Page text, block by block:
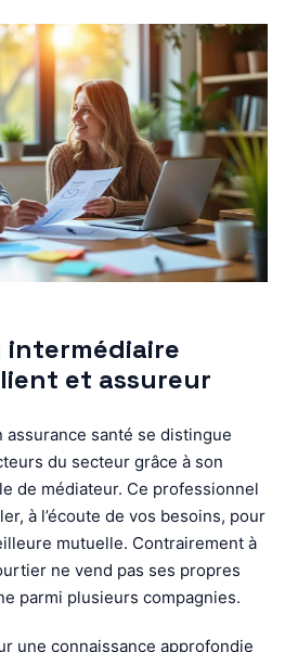
intermédiaire
et assureur
santé se distingue
du secteur grâce à son
de médiateur. Ce professionnel
à l’écoute de vos besoins, pour
mutuelle. Contrairement à
ne vend pas ses propres
parmi plusieurs compagnies.
une connaissance approfondie